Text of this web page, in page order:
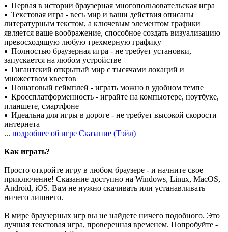
Первая в истории браузерная многопользовательская игра
Текстовая игра - весь мир и ваши действия описаны
литературным текстом, а ключевым элементом графики
является ваше воображение, способное создать визуализацию
превосходящую любую трехмерную графику
Полностью браузерная игра - не требует установки,
запускается на любом устройстве
Гигантский открытый мир с тысячами локаций и
множеством квестов
Пошаговый геймплей - играть можно в удобном темпе
Кроссплатформенность - играйте на компьютере, ноутбуке,
планшете, смартфоне
Идеальна для игры в дороге - не требует высокой скорости
интернета
... подробнее об игре Сказание (Тэйл)
Как играть?
Просто откройте игру в любом браузере - и начните свое
приключение! Сказание доступно на Windows, Linux, MacOS,
Android, iOS. Вам не нужно скачивать или устанавливать
ничего лишнего.
В мире браузерных игр вы не найдете ничего подобного. Это
лучшая текстовая игра, проверенная временем. Попробуйте -